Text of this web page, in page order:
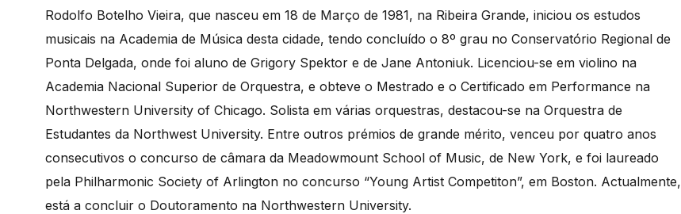
Rodolfo Botelho Vieira, que nasceu em 18 de Março de 1981, na Ribeira Grande, iniciou os estudos
musicais na Academia de Música desta cidade, tendo concluído o 8º grau no Conservatório Regional de
Ponta Delgada, onde foi aluno de Grigory Spektor e de Jane Antoniuk. Licenciou-se em violino na
Academia Nacional Superior de Orquestra, e obteve o Mestrado e o Certificado em Performance na
Northwestern University of Chicago. Solista em várias orquestras, destacou-se na Orquestra de
Estudantes da Northwest University. Entre outros prémios de grande mérito, venceu por quatro anos
consecutivos o concurso de câmara da Meadowmount School of Music, de New York, e foi laureado
pela Philharmonic Society of Arlington no concurso “Young Artist Competiton”, em Boston. Actualmente,
está a concluir o Doutoramento na Northwestern University.